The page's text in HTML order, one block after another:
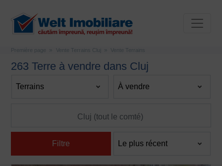
Première page Vente Terrains Cluj Vente Terrains
263 Terre à vendre dans Cluj
Filtre